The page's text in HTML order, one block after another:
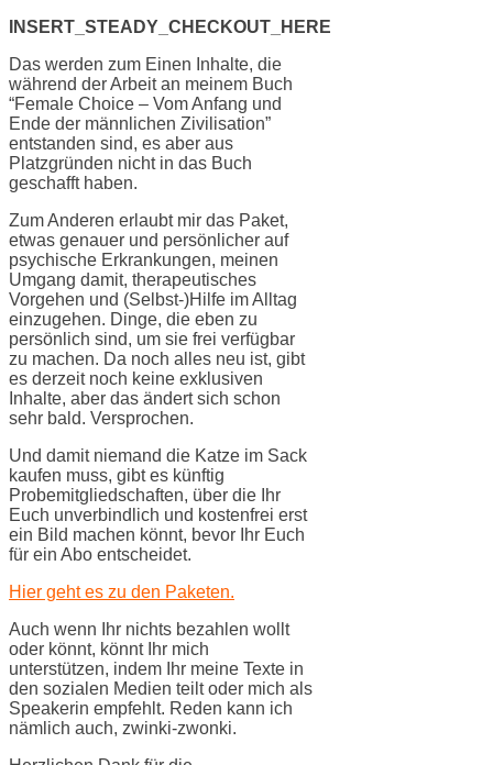
INSERT_STEADY_CHECKOUT_HERE
Das werden zum Einen Inhalte, die
während der Arbeit an meinem Buch
“Female Choice – Vom Anfang und
Ende der männlichen Zivilisation”
entstanden sind, es aber aus
Platzgründen nicht in das Buch
geschafft haben.
Zum Anderen erlaubt mir das Paket,
etwas genauer und persönlicher auf
psychische Erkrankungen, meinen
Umgang damit, therapeutisches
Vorgehen und (Selbst-)Hilfe im Alltag
einzugehen. Dinge, die eben zu
persönlich sind, um sie frei verfügbar
zu machen. Da noch alles neu ist, gibt
es derzeit noch keine exklusiven
Inhalte, aber das ändert sich schon
sehr bald. Versprochen.
Und damit niemand die Katze im Sack
kaufen muss, gibt es künftig
Probemitgliedschaften, über die Ihr
Euch unverbindlich und kostenfrei erst
ein Bild machen könnt, bevor Ihr Euch
für ein Abo entscheidet.
Hier geht es zu den Paketen.
Auch wenn Ihr nichts bezahlen wollt
oder könnt, könnt Ihr mich
unterstützen, indem Ihr meine Texte in
den sozialen Medien teilt oder mich als
Speakerin empfehlt. Reden kann ich
nämlich auch, zwinki-zwonki.